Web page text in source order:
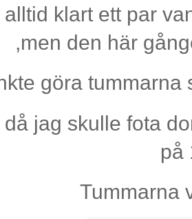
klart ett par
,men den här
göra
jag skulle fota
på
Tummarna